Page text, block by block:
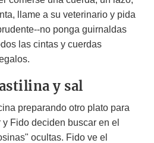
llame a su veterinario y pida
no ponga guirnaldas
las cintas y cuerdas
y sal
preparando otro plato para
y Fido deciden buscar en el
ocultas. Fido ve el